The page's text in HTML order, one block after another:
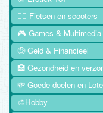
🚴‍♂️ Fietsen en scooters
🎮 Games & Multimedia
🤑 Geld & Financieel
🏥 Gezondheid en
💸 Goede doelen en
🎨Hobby